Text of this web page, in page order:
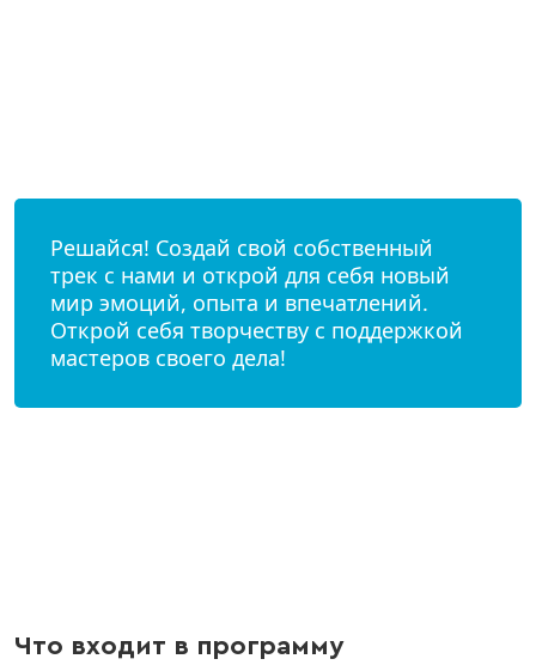
Решайся! Создай свой собственный
трек с нами и открой для себя новый
мир эмоций, опыта и впечатлений.
Открой себя творчеству с поддержкой
мастеров своего дела!
Что входит в программу